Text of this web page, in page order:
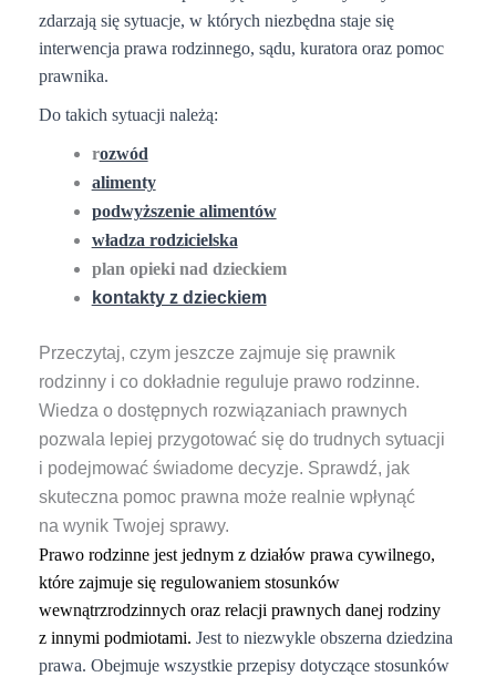
zdarzają się sytuacje, w których niezbędna staje się
interwencja prawa rodzinnego, sądu, kuratora oraz pomoc
prawnika.
Do takich sytuacji należą:
rozwód
alimenty
podwyższenie alimentów
władza rodzicielska
plan opieki nad dzieckiem
kontakty z dzieckiem
Przeczytaj, czym jeszcze zajmuje się prawnik
rodzinny i co dokładnie reguluje prawo rodzinne.
Wiedza o dostępnych rozwiązaniach prawnych
pozwala lepiej przygotować się do trudnych sytuacji
i podejmować świadome decyzje. Sprawdź, jak
skuteczna pomoc prawna może realnie wpłynąć
na wynik Twojej sprawy.
Prawo rodzinne jest jednym z działów prawa cywilnego,
które zajmuje się regulowaniem stosunków
wewnątrzrodzinnych oraz relacji prawnych danej rodziny
z innymi podmiotami. Jest to niezwykle obszerna dziedzina
prawa. Obejmuje wszystkie przepisy dotyczące stosunków